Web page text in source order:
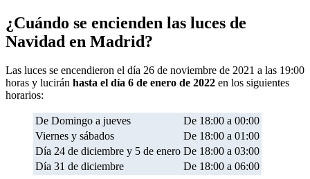
¿Cuándo se encienden las luces de
Navidad en Madrid?
Las luces se encendieron el día 26 de noviembre de 2021 a las 19:00
horas y lucirán hasta el día 6 de enero de 2022 en los siguientes
horarios:
De Domingo a jueves
De 18:00 a 00:00
Viernes y sábados
De 18:00 a 01:00
Día 24 de diciembre y 5 de enero De 18:00 a 03:00
Día 31 de diciembre
De 18:00 a 06:00